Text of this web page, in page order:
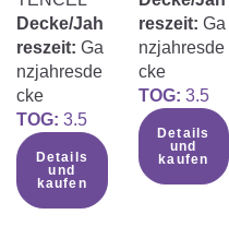
Decke/Jah
reszeit: Ga
nzjahresde
cke
TOG: 3.5
Details
und
kaufen
reszeit: Ga
nzjahresde
cke
TOG: 3.5
Details
und
kaufen